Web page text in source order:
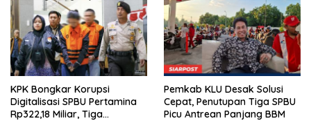
KPK Bongkar Korupsi
Digitalisasi SPBU Pertamina
Rp322,18 Miliar, Tiga
Pemkab KLU Desak Solusi
Cepat, Penutupan Tiga SPBU
Picu Antrean Panjang BBM